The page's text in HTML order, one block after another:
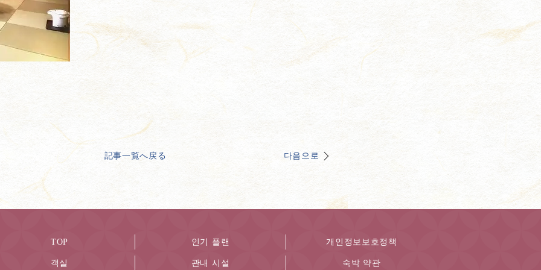
記事一覧へ戻る 다음으로
TOP
객실
인기 플랜
관내 시설
개인정보보호정책
숙박 약관